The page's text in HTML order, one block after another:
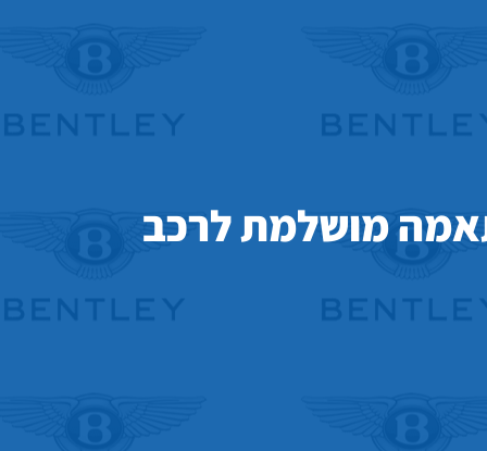
מושלמת לרכב